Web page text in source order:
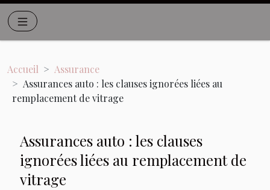
Accueil
Assurance
Assurances auto : les clauses ignorées liées au
remplacement de vitrage
Assurances auto : les clauses
ignorées liées au remplacement de
vitrage